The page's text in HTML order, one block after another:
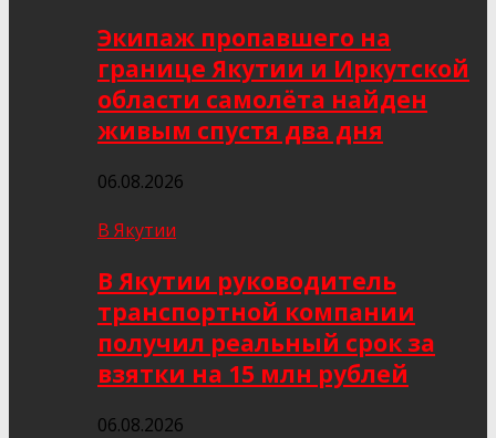
Экипаж пропавшего на
границе Якутии и Иркутской
области самолёта найден
живым спустя два дня
06.08.2026
В Якутии
В Якутии руководитель
транспортной компании
получил реальный срок за
взятки на 15 млн рублей
06.08.2026